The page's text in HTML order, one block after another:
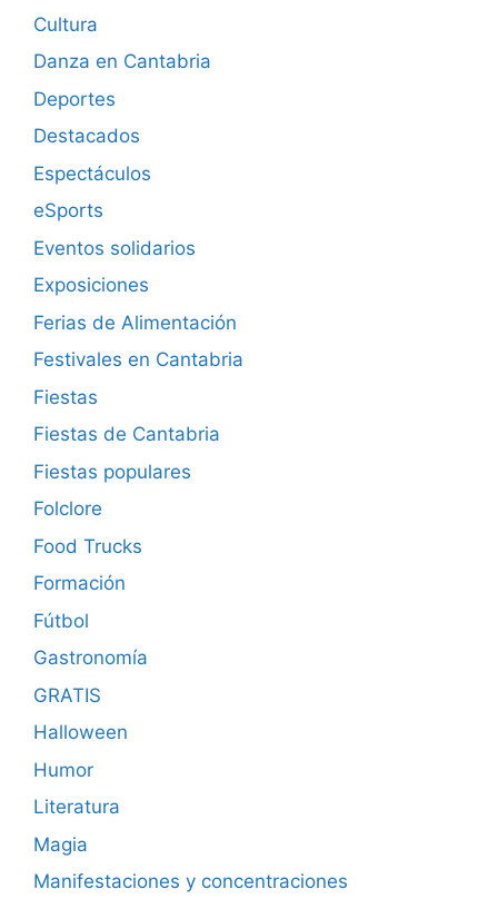
Cultura
Danza en Cantabria
Deportes
Destacados
Espectáculos
eSports
Eventos solidarios
Exposiciones
Ferias de Alimentación
Festivales en Cantabria
Fiestas
Fiestas de Cantabria
Fiestas populares
Folclore
Food Trucks
Formación
Fútbol
Gastronomía
GRATIS
Halloween
Humor
Literatura
Magia
Manifestaciones y concentraciones